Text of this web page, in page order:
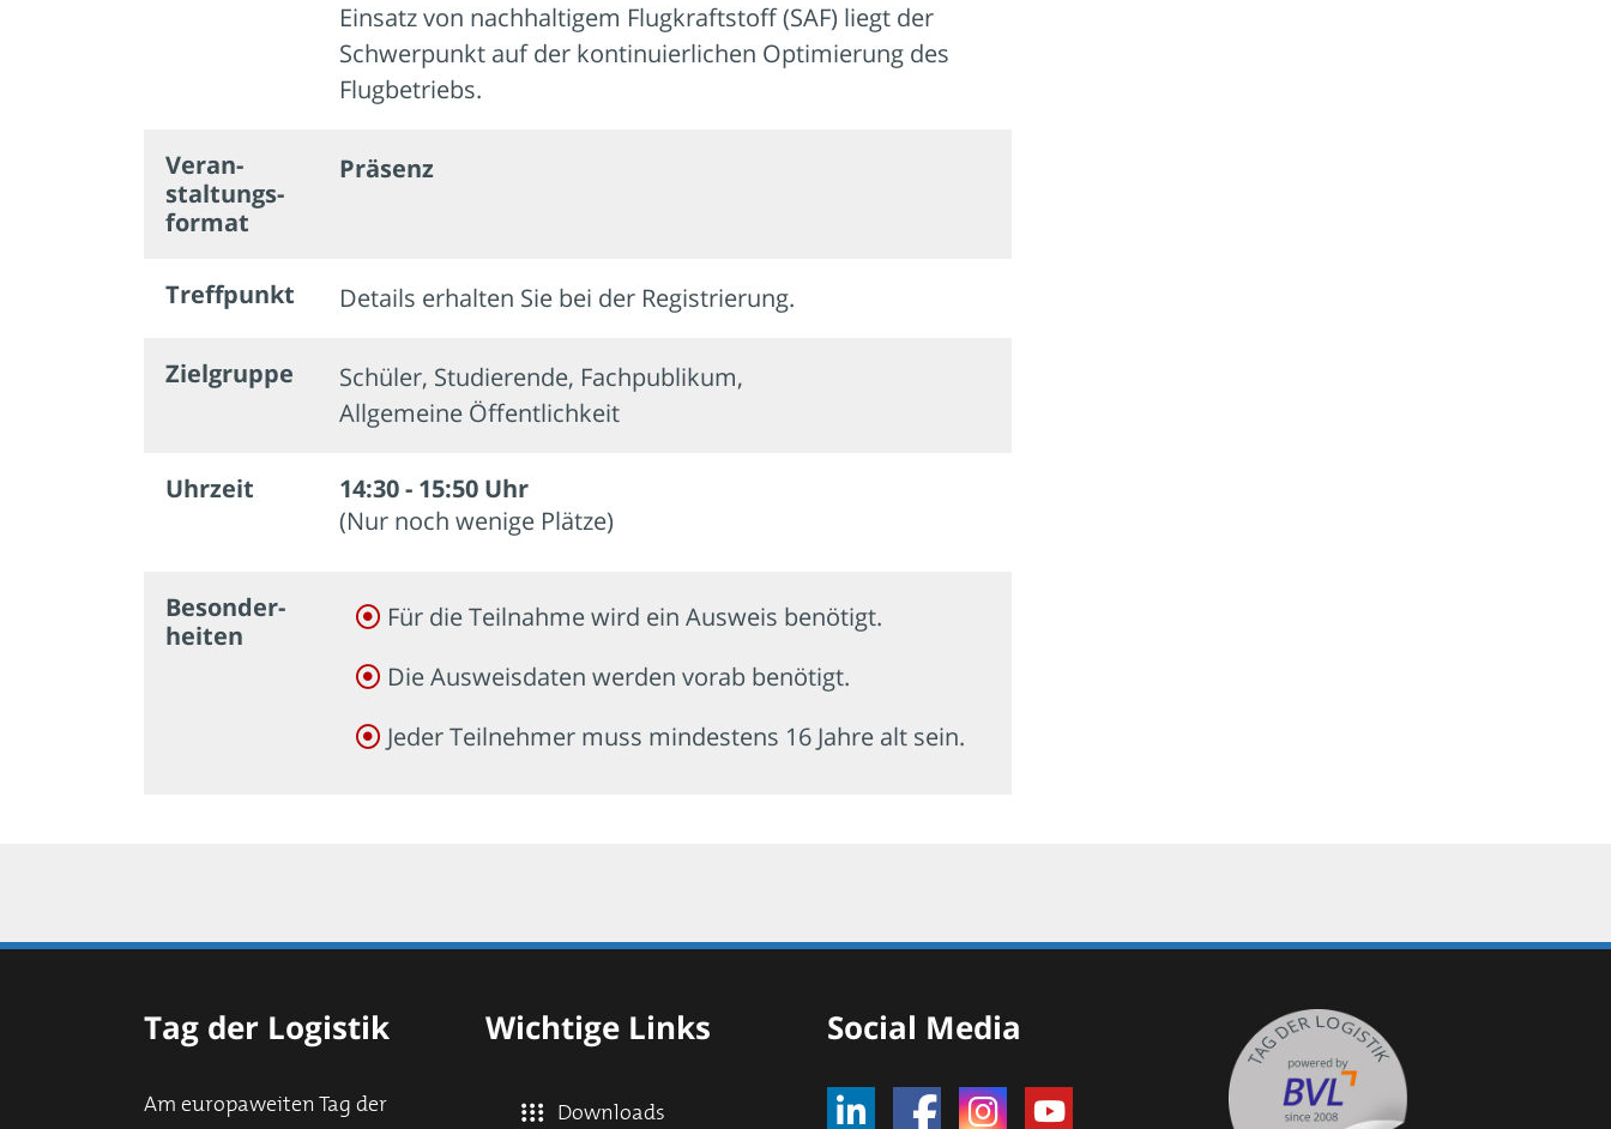
Einsatz von nachhaltigem Flugkraftstoff (SAF) liegt der
Schwerpunkt auf der kontinuierlichen Optimierung des
Flugbetriebs.
Veran­
staltungs­
format
Präsenz
Treffpunkt Details erhalten Sie bei der Registrierung.
Zielgruppe
Schüler, Studierende, Fachpublikum,
Allgemeine Öffentlichkeit
Uhrzeit
14:30 - 15:50 Uhr
(Nur noch wenige Plätze)
Besonder­
heiten
Für die Teilnahme wird ein Ausweis benötigt.
Die Ausweisdaten werden vorab benötigt.
Jeder Teilnehmer muss mindestens 16 Jahre alt sein.
Tag der Logistik
Am europaweiten Tag der
Wichtige Links
Downloads
Social Media